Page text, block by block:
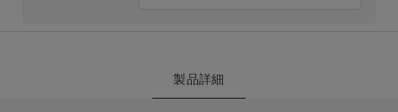
製品詳細